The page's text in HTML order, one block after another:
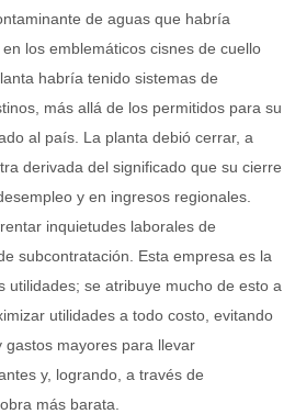
de aguas que habría
los emblemáticos cisnes de cuello
habría tenido sistemas de
más allá de los permitidos para su
al país. La planta debió cerrar, a
derivada del significado que su cierre
y en ingresos regionales.
inquietudes laborales de
subcontratación. Esta empresa es la
utilidades; se atribuye mucho de esto a
utilidades a todo costo, evitando
mayores para llevar
y, logrando, a través de
más barata.